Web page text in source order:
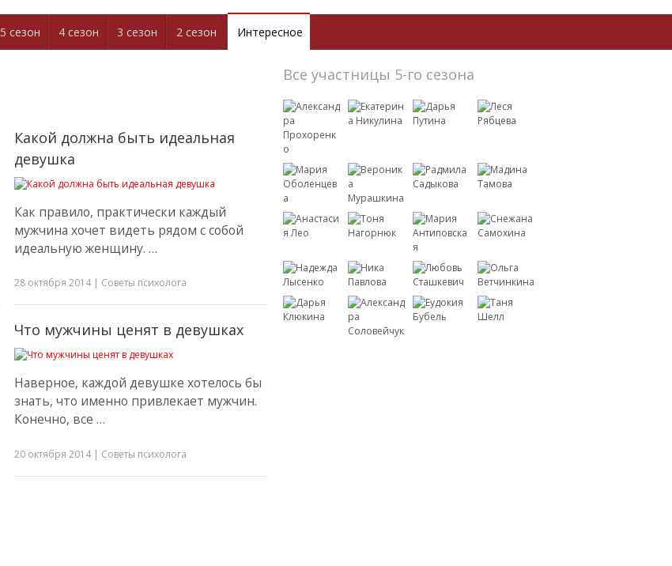
5 сезон 4 сезон 3 сезон 2 сезон Интересное
Какой должна быть идеальная
девушка
Как правило, практически каждый
мужчина хочет видеть рядом с собой
идеальную женщину. …
28 октября 2014 | Советы психолога
Что мужчины ценят в девушках
Наверное, каждой девушке хотелось бы
знать, что именно привлекает мужчин.
Конечно, все …
20 октября 2014 | Советы психолога
Все участницы 5-го сезона